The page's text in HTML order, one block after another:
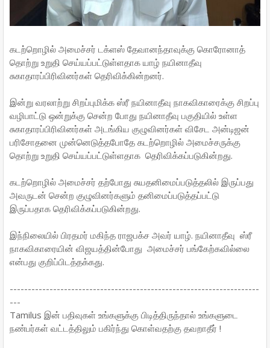
கடற்றொழில் அமைச்சர் டக்ளஸ் தேவானந்தாவுக்கு கொரோனாத்
தொற்று உறுதி செய்யப்பட்டுள்ளதாக யாழ் நயினாதீவு
சுகாதாரப்பிரிவினர்கள் தெரிவிக்கின்றனர்.
இன்று வரலாற்று சிறப்புமிக்க ஸ்ரீ நயினாதீவு நாகவிகாரைக்கு சிறப்பு
வழிபாட்டு ஒன்றுக்கு சென்ற போது நயினாதீவு பகுதியில் உள்ள
சுகாதாரப்பிரிவினர்கள் அடங்கிய குழுவினர்கள் விசேட அன்டிஜன்
பரிசோதனை முன்னெடுத்தபோதே கடற்றொழில் அமைச்சருக்கு
தொற்று உறுதி செய்யப்பட்டுள்ளதாக தெரிவிக்கப்படுகின்றது.
கடற்றொழில் அமைச்சர் தற்போது சுயதனிமைப்படுத்தலில் இருப்பது
அவருடன் சென்ற குழுவினர்களும் தனிமைப்படுத்தப்பட்டு
இருப்பதாக தெரிவிக்கப்படுகின்றது.
இந்நிலையில் பிரதமர் மகிந்த ராஜபக்ச அவர் யாழ். நயினாதீவு ஸ்ரீ
நாகவிகாரையின் விஜயத்தின்போது அமைச்சர் பங்கேற்கவில்லை
என்பது குறிப்பிடத்தக்கது.
---------------------------------------------------------------------
---
Tamilus இன் பதிவுகள் உங்களுக்கு பிடித்திருந்தால் உங்களுடை
நண்பர்கள் வட்டத்திலும் பகிர்ந்து கொள்வதற்கு தவறாதீர் !